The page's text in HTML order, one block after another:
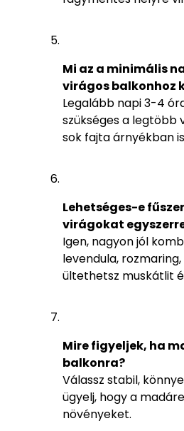
Mi az a minimális
virágos balkonhoz
Legalább napi 3-4
szükséges a legtöbb
sok fajta árnyékban
Lehetséges-e
virágokat
Igen, nagyon jól
levendula,
ültethetsz muskátlit
Mire figyeljek, ha
balkonra?
Válassz stabil,
ügyelj, hogy a
növényeket.